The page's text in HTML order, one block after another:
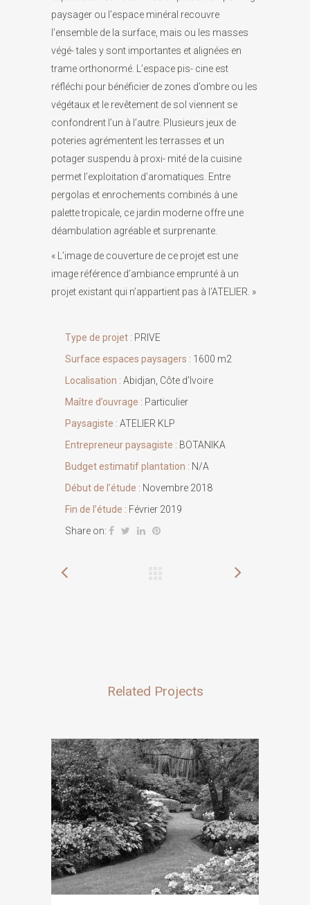
paysager ou l’espace minéral recouvre
l’ensemble de la surface, mais ou les masses
végé- tales y sont importantes et alignées en
trame orthonormé. L’espace pis- cine est
réfléchi pour bénéficier de zones d’ombre ou les
végétaux et le revêtement de sol viennent se
confondrent l’un à l’autre. Plusieurs jeux de
poteries agrémentent les terrasses et un
potager suspendu à proxi- mité de la cuisine
permet l’exploitation d’aromatiques. Entre
pergolas et enrochements combinés à une
palette tropicale, ce jardin moderne offre une
déambulation agréable et surprenante.
« L’image de couverture de ce projet est une
image référence d’ambiance emprunté à un
projet existant qui n’appartient pas à l’ATELIER. »
Type de projet : PRIVE
Surface espaces paysagers : 1600 m2
Localisation : Abidjan, Côte d’Ivoire
Maître d’ouvrage : Particulier
Paysagiste : ATELIER KLP
Entrepreneur paysagiste : BOTANIKA
Budget estimatif plantation : N/A
Début de l’étude : Novembre 2018
Fin de l’étude : Février 2019
Share on:
Related Projects